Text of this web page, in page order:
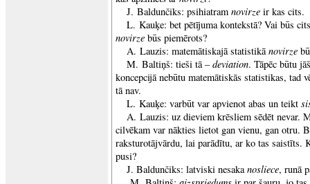
J. Baldunčiks: psihiatram novirze ir kas cits.
L. Kauķe: bet pētījuma kontekstā? Vai būs
novirze būs piemērots?
A. Lauzis: matemātiskajā statistikānovirze
M. Baltiņš: tieši tā –deviation. Tāpēc būtu
koncepcijā nebūtu matemātiskās statistikas, tad
tā nav.
L. Kauķe: varbūt var apvienot abas un teikt
A. Lauzis: uz dieviem krēsliem sēdēt nevar.
cilvēkam var nākties lietot gan vienu, gan otru.
raksturotājvārdu, lai parādītu, ar ko tas saistīts.
pusi?
J. Baldunčiks: latviski nesakanosliece, runā